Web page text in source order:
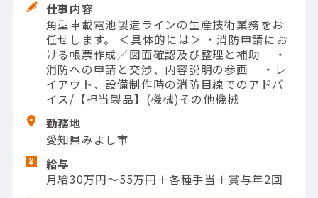
仕事内容
角型車載電池製造ラインの生産技術業務をお
任せします。 ＜具体的には＞ ・消防申請にお
ける帳票作成／図面確認及び整理と補助 ・
消防への申請と交渉、内容説明の参画 ・レ
イアウト、設備制作時の消防目線でのアドバ
イス/【担当製品】(機械)その他機械
勤務地
愛知県みよし市
給与
月給30万円～55万円＋各種手当＋賞与年2回